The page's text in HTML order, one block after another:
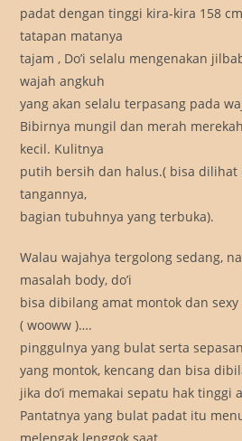
padat dengan tinggi kira-kira 158
tatapan matanya
tajam , Do’i selalu mengenakan
wajah angkuh
yang akan selalu terpasang pada
Bibirnya mungil dan merah
kecil. Kulitnya
putih bersih dan halus.( bisa dilihat
tangannya,
bagian tubuhnya yang terbuka).
Walau wajahya tergolong sedang,
masalah body, do’i
bisa dibilang amat montok dan
( wooww )….
pinggulnya yang bulat serta
yang montok, kencang dan bisa
jika do’i memakai sepatu hak tinggi
Pantatnya yang bulat padat itu